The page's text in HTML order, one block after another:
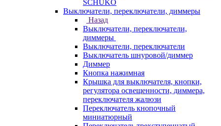
SCHUKO
Выключатели, переключатели, диммеры
Назад
Выключатели, переключатели,
диммеры
Выключатели, переключатели
Выключатель шнуровой/диммер
Диммер
Кнопка нажимная
Крышка для выключателя, кнопки,
регулятора освещенности, диммера,
переключателя жалюзи
Переключатель кнопочный
миниатюрный